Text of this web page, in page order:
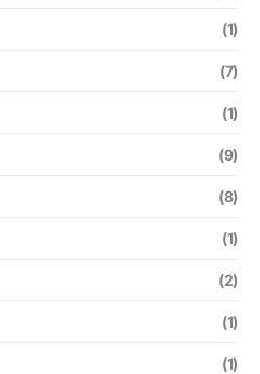
(1)
(7)
(1)
(9)
(8)
(1)
(2)
(1)
(1)